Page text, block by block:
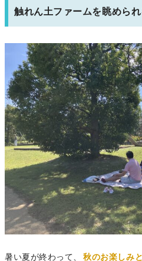
触れん土ファームを眺めら
暑い夏が終わって、 秋のお楽しみ